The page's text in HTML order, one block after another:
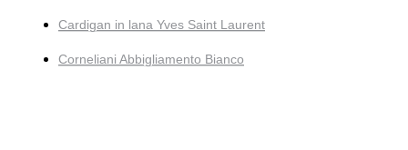
Cardigan in lana Yves Saint Laurent
Corneliani Abbigliamento Bianco